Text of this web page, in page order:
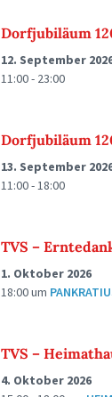
Dorfjubiläum
12. September
11:00 - 23:00
Dorfjubiläum
13. September
11:00 - 18:00
TVS –
1. Oktober 2026
18:00um
TVS –
4. Oktober 2026